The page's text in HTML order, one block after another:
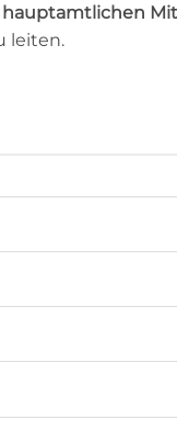
leiten.